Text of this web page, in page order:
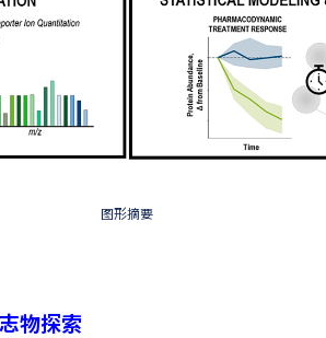
图形摘要
物探索